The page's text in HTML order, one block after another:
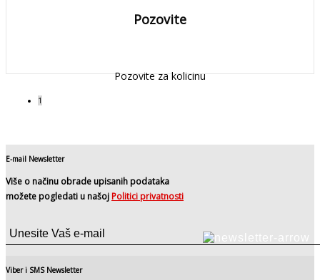
Pozovite
Pozovite za kolicinu
1
E-mail Newsletter
Više o načinu obrade upisanih podataka
možete pogledati u našoj Politici privatnosti
Viber i SMS Newsletter